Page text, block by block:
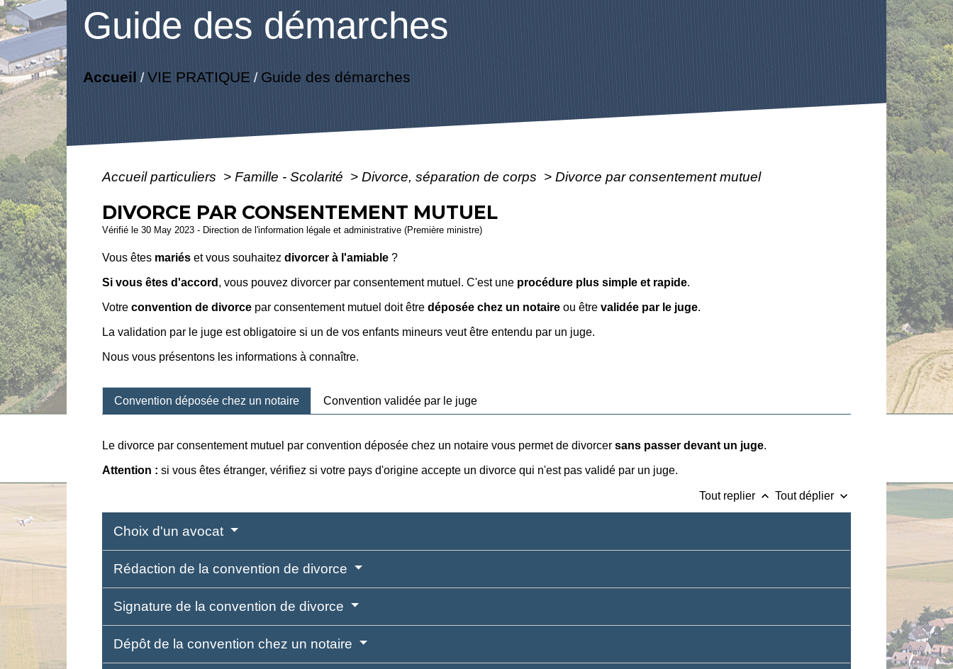
Guide des démarches
Accueil /VIE PRATIQUE/ Guide des démarches
Accueil particuliers > Famille - Scolarité > Divorce, séparation de corps > Divorce par consentement mutuel
DIVORCE PAR CONSENTEMENT MUTUEL
Vérifié le 30 May 2023 - Direction de l'information légale et administrative (Première ministre)
Vous êtes mariés et vous souhaitezdivorcer à l'amiable ?
Si vous êtes d'accord , vous pouvez divorcer par consentement mutuel. C'est une procédure plus simple et rapide.
Votreconvention de divorce par consentement mutuel doit êtredéposée chez un notaire ou êtrevalidée par le juge.
La validation par le juge est obligatoire si un de vos enfants mineurs veut être entendu par un juge.
Nous vous présentons les informations à connaître.
Convention déposée chez un notaire Convention validée par le juge
Le divorce par consentement mutuel par convention déposée chez un notaire vous permet de divorcersans passer devant un juge.
Attention : si vous êtes étranger, vérifiez si votre pays d'origine accepte un divorce qui n'est pas validé par un juge.
Tout replier keyboard_arrow_up Tout déplier keyboard_arrow_down
Choix d'un avocat
Rédaction de la convention de divorce
Signature de la convention de divorce
Dépôt de la convention chez un notaire